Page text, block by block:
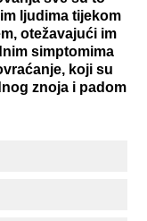
ljudima tijekom
otežavajući im
simptomima
koji su
znoja i padom